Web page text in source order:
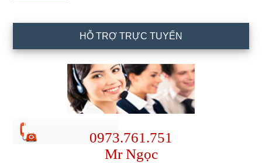
HỖ TRỢ TRỰC TUYẾN
0973.761.751
Mr Ngọc